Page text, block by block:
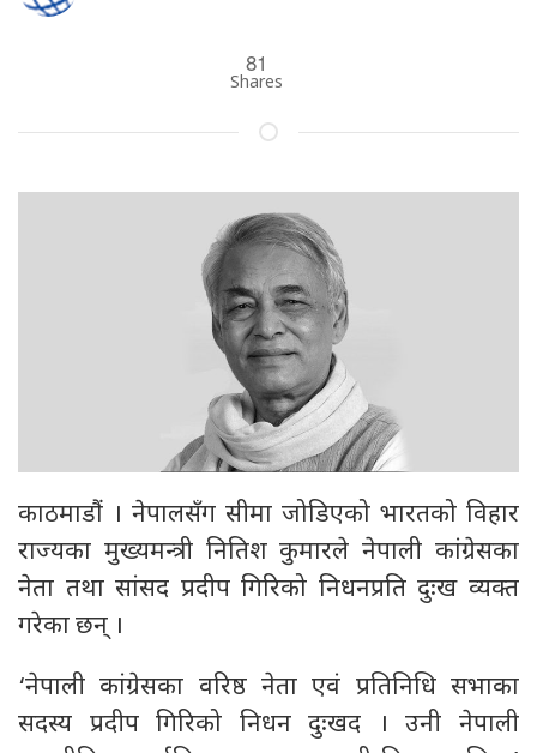
81
Shares
काठमाडौं । नेपालसँग सीमा जोडिएको भारतको विहार
राज्यका मुख्यमन्त्री नितिश कुमारले नेपाली कांग्रेसका
नेता तथा सांसद प्रदीप गिरिको निधनप्रति दुःख व्यक्त
गरेका छन् ।
‘नेपाली कांग्रेसका वरिष्ठ नेता एवं प्रतिनिधि सभाका
सदस्य प्रदीप गिरिको निधन दुःखद । उनी नेपाली